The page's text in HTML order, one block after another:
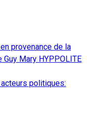
provenance de la
Mary HYPPOLITE
politiques: